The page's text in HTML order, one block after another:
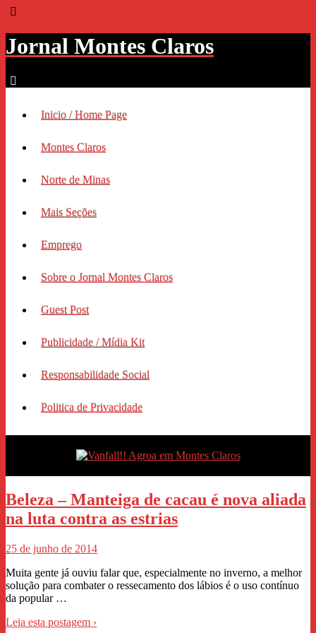
Jornal Montes Claros
Inicio / Home Page
Montes Claros
Norte de Minas
Mais Seções
Emprego
Sobre o Jornal Montes Claros
Guest Post
Publicidade / Mídia Kit
Responsabilidade Social
Politica de Privacidade
Beleza – Manteiga de cacau é nova aliada
na luta contra as estrias
25 de junho de 2014
Muita gente já ouviu falar que, especialmente no inverno, a melhor
solução para combater o ressecamento dos lábios é o uso contínuo
da popular …
Leia esta postagem ›